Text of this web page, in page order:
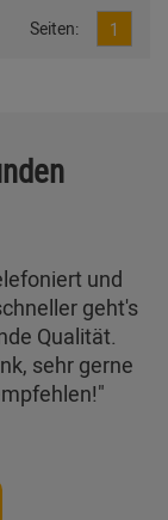
Seiten: 1
und
geht's
Qualität.
sehr gerne